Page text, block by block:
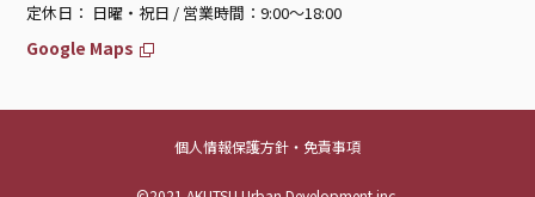
定休日： 日曜・祝日 / 営業時間：9:00～18:00
Google Maps
個人情報保護方針・免責事項